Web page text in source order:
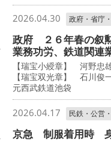
2026.04.30 政府・省庁
政府 ２６年春の叙
業務功労、鉄道関連
【瑞宝小綬章】 河野忠
【瑞宝双光章】 石川俊
元西武鉄道池袋
2026.04.17 民鉄・公営
京急 制服着用時 身